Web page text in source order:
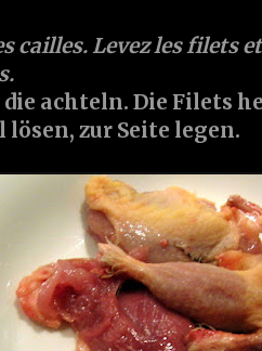
cailles. Levez les filets
achteln. Die Filets
lösen, zur Seite legen.